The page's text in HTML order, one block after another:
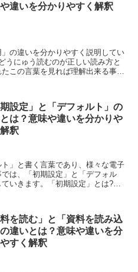
違いを分かりやすく解釈
の違いを分かりやすく説明してい
うにゅう読むのが正しい読み方と
この言葉を見れば理解出来る事で
期設定」と「デフォルト」の
は？意味や違いを分かりや
釈
」と書く言葉であり、様々な電子
は、「初期設定」と「デフォル
いきます。「初期設定」とは?
料を読む」と「資料を読み込
違いとは？意味や違いを分
すく解釈